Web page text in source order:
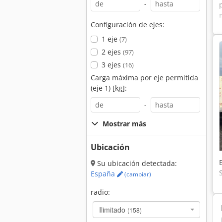
-
Configuración de ejes:
1 eje (7)
2 ejes (97)
3 ejes (16)
Carga máxima por eje permitida
(eje 1) [kg]:
-
Mostrar más
Ubicación
Su ubicación detectada:
España
(cambiar)
radio:
Ilimitado (158)